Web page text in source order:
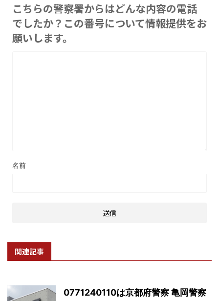
こちらの警察署からはどんな内容の電話
でしたか？この番号について情報提供をお
願いします。
名前
関連記事
0771240110は京都府警察 亀岡警察